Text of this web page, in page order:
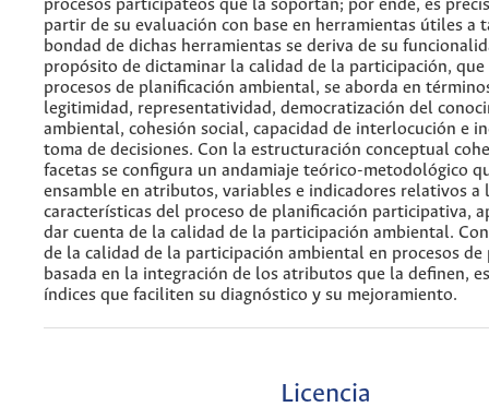
procesos particípateos que la soportan; por ende, es
partir de su evaluación con base en herramientas útiles a
bondad de dichas herramientas se deriva de su
propósito de dictaminar la calidad de la participación, que
procesos de planificación ambiental, se aborda en
legitimidad, representatividad, democratización del
ambiental, cohesión social, capacidad de interlocución e
toma de decisiones. Con la estructuración conceptual
facetas se configura un andamiaje teórico-metodológico
ensamble en atributos, variables e indicadores relativos a
características del proceso de planificación participativa,
dar cuenta de la calidad de la participación ambiental.
de la calidad de la participación ambiental en procesos de
basada en la integración de los atributos que la definen,
índices que faciliten su diagnóstico y su mejoramiento.
Licencia